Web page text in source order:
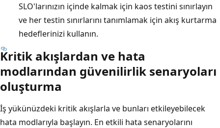
SLO'larınızın içinde kalmak için kaos testini sınırlayın
ve her testin sınırlarını tanımlamak için akış kurtarma
hedeflerinizi kullanın.
Kritik akışlardan ve hata
modlarından güvenilirlik senaryoları
oluşturma
İş yükünüzdeki kritik akışlarla ve bunları etkileyebilecek
hata modlarıyla başlayın. En etkili hata senaryolarını